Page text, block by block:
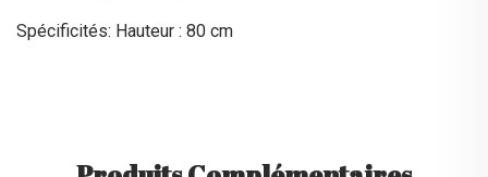
Spécificités: Hauteur : 80 cm